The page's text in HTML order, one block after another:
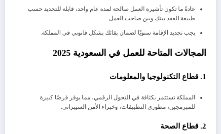
عادةً ما تكون تأشيرة العمل صالحة لمدة عام واحد، قابلة للتجديد حسب
طبيعة العقد بينك وبين صاحب العمل.
يجب تجديد الإقامة سنويًا لضمان بقائك بشكل قانوني في المملكة.
المجالات المتاحة للعمل في السعودية 2025
1. قطاع التكنولوجيا والمعلومات
المملكة تستثمر بكثافة في التحول الرقمي، مما يوفر فرصًا كبيرة
للمبرمجين، مطوري التطبيقات، وخبراء الأمن السيبراني.
2. قطاع الصحة